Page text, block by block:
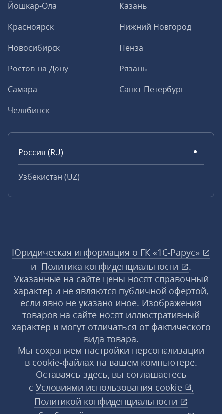
Йошкар-Ола
Казань
Красноярск
Нижний Новгород
Новосибирск
Пенза
Ростов-на-Дону
Рязань
Самара
Санкт-Петербург
Челябинск
Россия (RU)
Узбекистан (UZ)
Юридическая информация о ГК «1С‑Рарус»
и Политика конфиденциальности
.
Указанные на сайте цены носят справочный
характер и не являются публичной офертой,
если явно не указано иное. Изображения
товаров на сайте носят иллюстративный
характер и могут отличаться от фактического
вида товара.
Мы сохраняем настройки персонализации
в cookie‑файлах на вашем компьютере.
Оставаясь здесь, вы соглашаетесь
с Условиями использования cookie
,
Политикой конфиденциальности